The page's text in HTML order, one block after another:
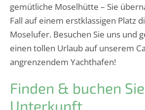
gemütliche Moselhütte – Sie
Fall auf einem erstklassigen Platz
Moselufer. Besuchen Sie uns und
einen tollen Urlaub auf unserem
angrenzendem Yachthafen!
Finden & buchen
Unterkunft